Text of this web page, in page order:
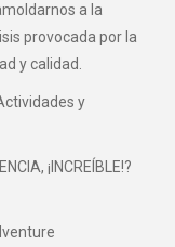
a la
provocada por la
y calidad.
y
¡INCREÍBLE!?